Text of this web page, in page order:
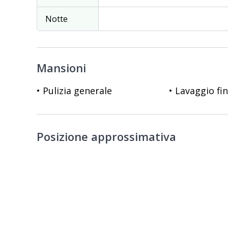
Notte
Mansioni
• Pulizia generale • Lavaggio
Posizione approssimativa